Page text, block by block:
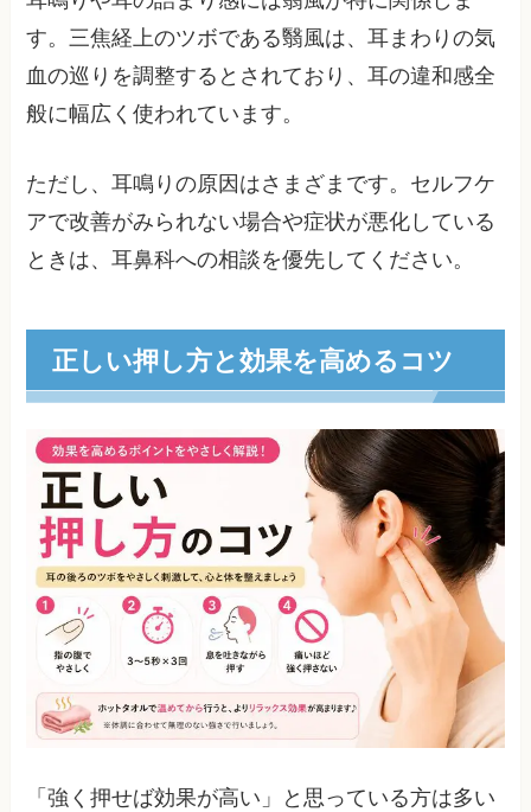
す。三焦経上のツボである翳風は、耳まわりの気
血の巡りを調整するとされており、耳の違和感全
般に幅広く使われています。
ただし、耳鳴りの原因はさまざまです。セルフケ
アで改善がみられない場合や症状が悪化している
ときは、耳鼻科への相談を優先してください。
正しい押し方と効果を高めるコツ
「強く押せば効果が高い」と思っている方は多い